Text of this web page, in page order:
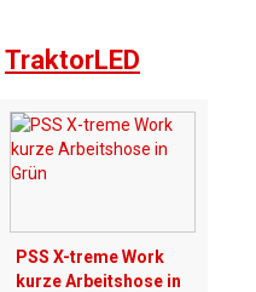
TraktorLED
PSS X-treme Work
kurze Arbeitshose in